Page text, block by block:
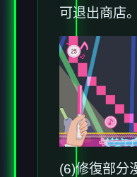
可退出商店。
(6)修復部分